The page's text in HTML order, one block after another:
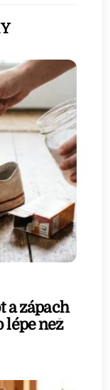
a zápach
lépe než